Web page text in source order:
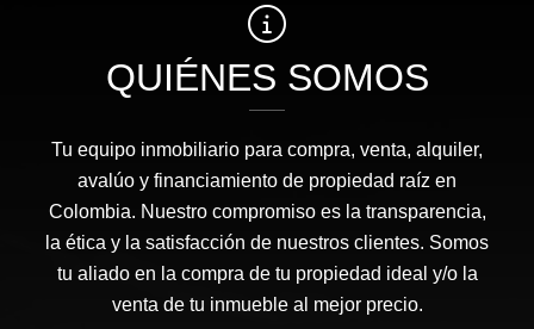
QUIÉNES SOMOS
Tu equipo inmobiliario para compra, venta, alquiler,
avalúo y financiamiento de propiedad raíz en
Colombia. Nuestro compromiso es la transparencia,
la ética y la satisfacción de nuestros clientes. Somos
tu aliado en la compra de tu propiedad ideal y/o la
venta de tu inmueble al mejor precio.